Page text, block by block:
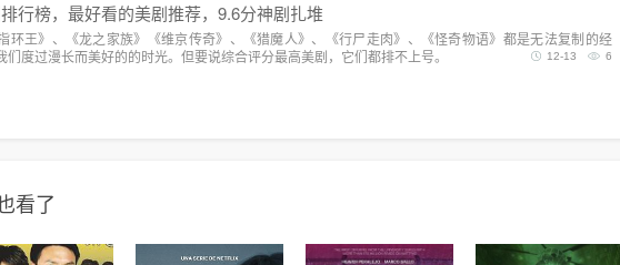
行榜，最好看的美剧推荐，9.6分神剧扎堆
环王》、《龙之家族》《维京传奇》、《猎魔人》、《行尸走肉》、《怪奇物语》都是无法复制的经
们度过漫长而美好的的时光。但要说综合评分最高美剧，它们都排不上号。
6
12-13
看了